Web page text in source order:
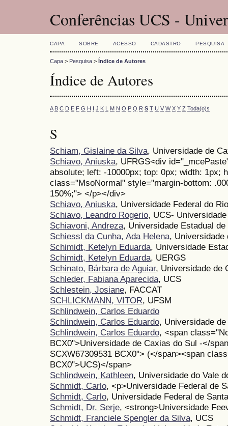
Conferências UCS -
CAPA SOBRE ACESSO CADASTRO PESQUISA
Capa > Pesquisa > Índice de Autores
Índice de Autores
A B C D E F G H I J K L M N O P Q R S T U V W X Y Z Toda(o)s
S
Schiam, Gislaine da Silva, Universidade de
Schiavo, Aniuska, UFRGS<div
absolute; left: -10000px; top: 0px; width: 1px;
class="MsoNormal" style="margin-bottom:
150%;"> </p></div>
Schiavo, Aniuska, Universidade Federal do
Schiavo, Leandro Rogerio, UCS-
Schiavoni, Andreza, Universidade Estadual de
Schiessl da Cunha, Ada Helena, Universidade
Schimidt, Ketelyn Eduarda, Universidade
Schimidt, Ketelyn Eduarda, UERGS
Schinato, Bárbara de Aguiar, Universidade de
Schleder, Fabiana Aparecida, UCS
Schlestein, Josiane, FACCAT
SCHLICKMANN, VITOR, UFSM
Schlindwein, Carlos Eduardo
Schlindwein, Carlos Eduardo, Universidade
Schlindwein, Carlos Eduardo, <span
BCX0">Universidade de Caxias do Sul -</
SCXW67309531 BCX0"> (</span><span
BCX0">UCS)</span>
Schlindwein, Kathleen, Universidade do Vale
Schmidt, Carlo, <p>Universidade Federal de
Schmidt, Carlo, Universidade Federal de
Schmidt, Dr. Serje, <strong>Universidade
Schmidt, Franciele Spengler da Silva, UCS